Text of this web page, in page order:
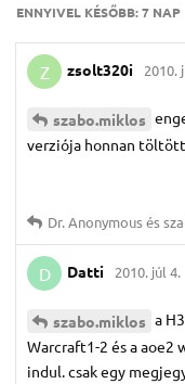
ENNYIVEL KÉSŐBB:7 NAP
Z zsolt320i 2010.
szabo.​miklos
verziója honnan
Dr.​ Anonymousés
D Datti 2010. júl 4.
szabo.​miklos a
Warcraft1-2 és a aoe2
indul. csak egy